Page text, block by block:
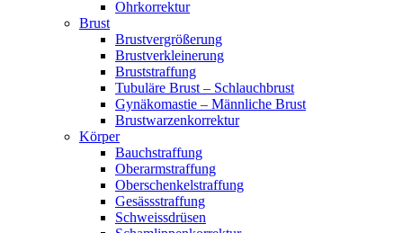
Ohrkorrektur
Brust
Brustvergrößerung
Brustverkleinerung
Bruststraffung
Tubuläre Brust – Schlauchbrust
Gynäkomastie – Männliche Brust
Brustwarzenkorrektur
Körper
Bauchstraffung
Oberarmstraffung
Oberschenkelstraffung
Gesässstraffung
Schweissdrüsen